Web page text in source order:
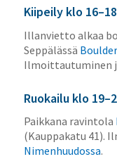
Kiipeily klo 16–18
Illanvietto alkaa
Seppälässä
Ilmoittautuminen
Ruokailu klo
Paikkana ravintola
(Kauppakatu 41).
Nimenhuudossa.